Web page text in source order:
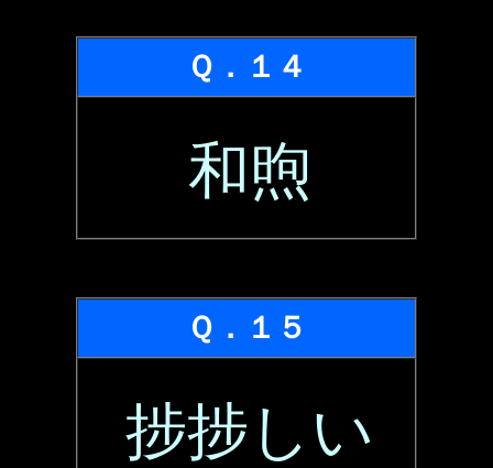
Ｑ．１４
和煦
Ｑ．１５
捗捗しい